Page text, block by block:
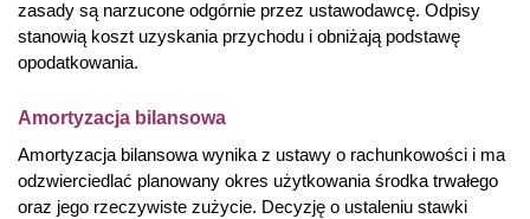
zasady są narzucone odgórnie przez ustawodawcę. Odpisy
stanowią koszt uzyskania przychodu i obniżają podstawę
opodatkowania.
Amortyzacja bilansowa
Amortyzacja bilansowa wynika z ustawy o rachunkowości i ma
odzwierciedlać planowany okres użytkowania środka trwałego
oraz jego rzeczywiste zużycie. Decyzję o ustaleniu stawki